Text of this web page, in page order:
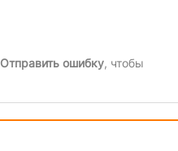
Отправить ошибку, чтобы